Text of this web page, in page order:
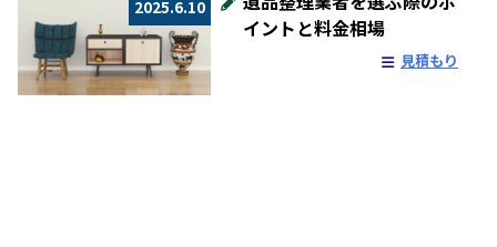
2025.6.10
イントと料金相場
見積もり